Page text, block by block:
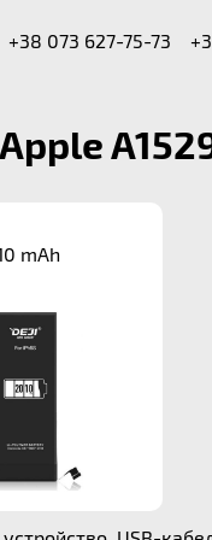
+38 073 627-75-73
mAh